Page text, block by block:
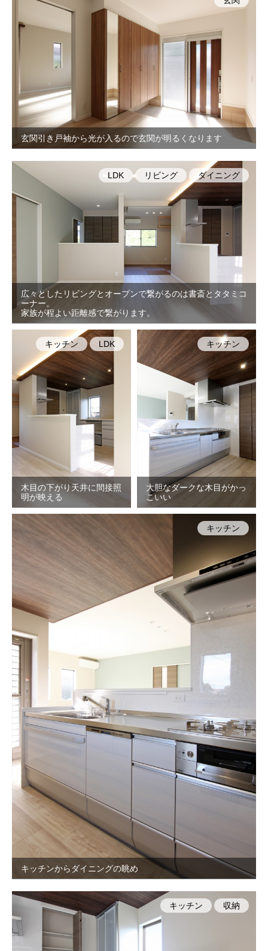
玄関引き戸袖から光が入るので玄関が明るくなります
広々としたリビングとオープンで繋がるのは書斎とタタミコ
ーナー。
家族が程よい距離感で繋がります。
LDK リビング ダイニング
木目の下がり天井に間接照
明が映える
キッチン LDK
大胆なダークな木目がかっ
こいい
キッチン
キッチンからダイニングの眺め
キッチン
キッチン 収納